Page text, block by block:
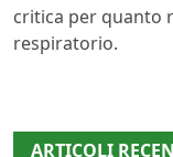
critica per quanto
respiratorio.
ARTICOLI